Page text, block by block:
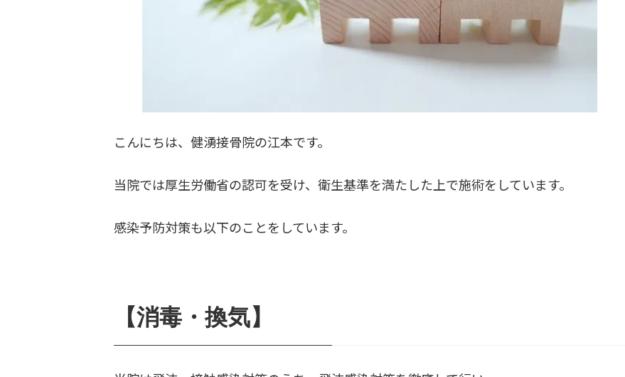
こんにちは、健湧接骨院の江本です。
当院では厚生労働省の認可を受け、衛生基準を満たした上で施術をしています。
感染予防対策も以下のことをしています。
【消毒・換気】